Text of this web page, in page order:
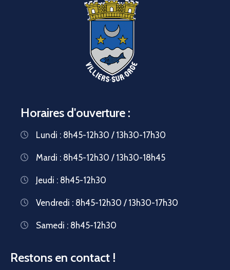
Horaires d'ouverture :
Lundi : 8h45-12h30 / 13h30-17h30
Mardi : 8h45-12h30 / 13h30-18h45
Jeudi : 8h45-12h30
Vendredi : 8h45-12h30 / 13h30-17h30
Samedi : 8h45-12h30
Restons en contact !